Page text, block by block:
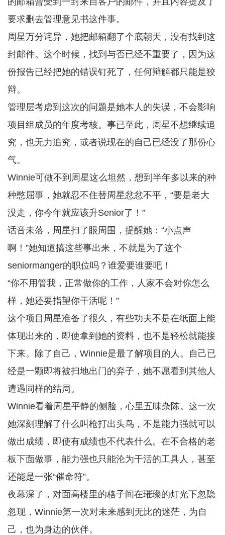
要求删去管理意见书这件事。
周星万分诧异，她把邮箱翻了个底朝天，没有找到这
封邮件。这个时候，找到与否已经不重要了，因为这
份报告已经把她的错误钉死了，任何辩解都只能是狡
辩。
管理层考虑到这次的问题是她本人的失误，不会影响
项目组成员的年度考核。事已至此，周星不想继续追
究，也无力追究，或者说现在的自己已经没了那份心
气。
Winnie可做不到周星这么坦然，想到半年多以来的种
种憋屈事，她就忍不住替周星忿忿不平，“要是老大
没走，你今年就应该升Senior了！”
话音未落，周星扫了眼周围，提醒她：“小点声
啊！”她知道搞这些事出来，不就是为了这个
seniormanger的职位吗？谁爱要谁要吧！
“你不用管我，正常做你的工作，人家不会对你怎么
样，她还要指望你干活呢！”
这个项目周星准备了很久，有些功夫不是在纸面上能
体现出来的，即使拿到她的资料，也不是轻松就能接
下来。除了自己，Winnie是最了解项目的人。自己已
经是一颗即将被扫地出门的弃子，她不愿看到其他人
遭遇同样的结局。
Winnie看着周星平静的侧脸，心里五味杂陈。这一次
她深刻理解了什么叫枪打出头鸟，不是能力强就可以
做出成绩，即使有成绩也不代表什么。在不合格的老
板下面做事，能力强也只能沦为干活的工具人，甚至
还能是一张“催命符”。
夜幕深了，对面高楼里的格子间在璀璨的灯光下忽隐
忽现，Winnie第一次对未来感到无比的迷茫，为自
己，也为身边的伙伴。